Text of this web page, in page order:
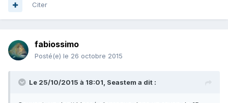
Citer
fabiossimo
Posté(e) le 26 octobre 2015
Le 25/10/2015 à 18:01, Seastem a dit :